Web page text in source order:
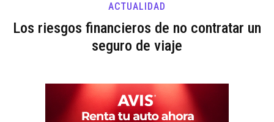
ACTUALIDAD
Los riesgos financieros de no contratar un
seguro de viaje